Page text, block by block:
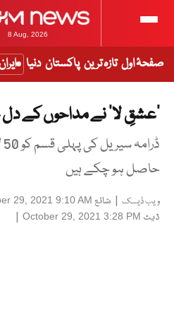
8 Aug, 2026
صفحۂ اول تازہ ترین پاکستان دنیا
’عشقِ لا’ نے مداحوں کے
حاصل ہو چکے ہیں
ویب ڈیسک | شائع 29, 2021 9:10 AM
ڈیٹ October 29, 2021 3:28 PM
|